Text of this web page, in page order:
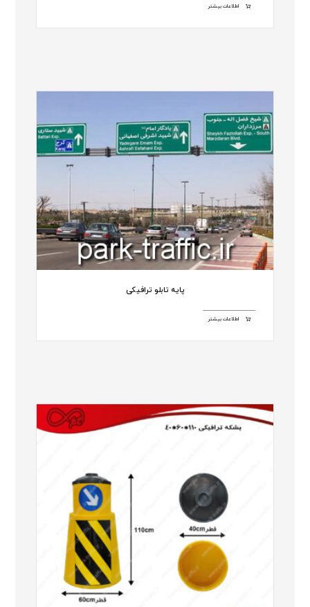
اطلاعات بیشتر
پایه تابلو ترافیکی
اطلاعات بیشتر